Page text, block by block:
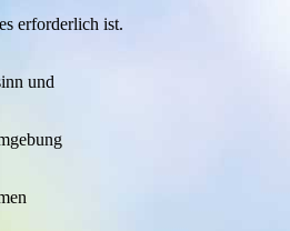
erforderlich ist.
und